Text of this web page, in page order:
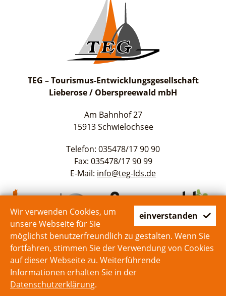
einverstanden
Wir verwenden Cookies, um
unsere Webseite für Sie
möglichst benutzerfreundlich zu gestalten. Wenn Sie
fortfahren, stimmen Sie der Verwendung von Cookies
auf dieser Webseite zu. Weiterführende
Informationen erhalten Sie in der
Datenschutzerklärung.
TEG – Tourismus-Entwicklungsgesellschaft
Lieberose / Oberspreewald mbH
Am Bahnhof 27
15913 Schwielochsee
Telefon: 035478/17 90 90
Fax: 035478/17 90 99
E-Mail: info@teg-lds.de
Start Kontakt Impressum Datenschutz
zum Seitenanfang